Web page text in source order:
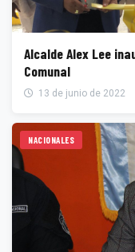
Alcalde Alex Lee
Comunal
13 de junio de 2022
NACIONALES